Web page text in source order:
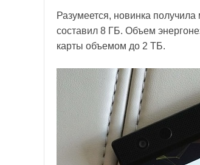
Разумеется, новинка
составил 8 ГБ. Объем
карты объемом до 2 ТБ.